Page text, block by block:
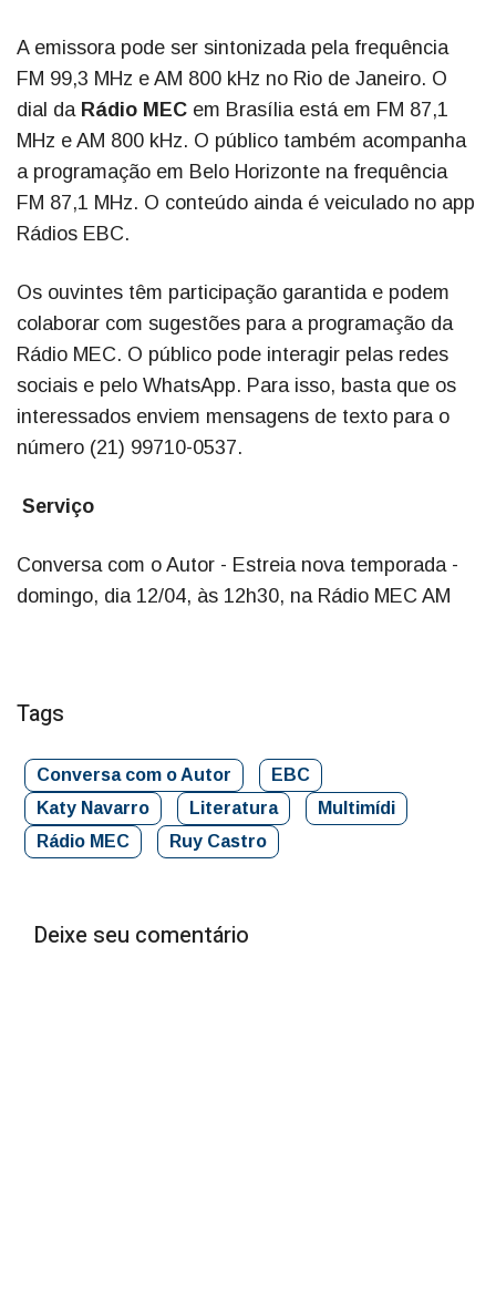
A emissora pode ser sintonizada pela frequência
FM 99,3 MHz e AM 800 kHz no Rio de Janeiro. O
dial da Rádio MEC em Brasília está em FM 87,1
MHz e AM 800 kHz. O público também acompanha
a programação em Belo Horizonte na frequência
FM 87,1 MHz. O conteúdo ainda é veiculado no app
Rádios EBC.
Os ouvintes têm participação garantida e podem
colaborar com sugestões para a programação da
Rádio MEC. O público pode interagir pelas redes
sociais e pelo WhatsApp. Para isso, basta que os
interessados enviem mensagens de texto para o
número (21) 99710-0537.
Serviço
Conversa com o Autor - Estreia nova temporada -
domingo, dia 12/04, às 12h30, na Rádio MEC AM
Tags
Conversa com o Autor
EBC
Katy Navarro
Literatura
Multimídi
Rádio MEC
Ruy Castro
Deixe seu comentário